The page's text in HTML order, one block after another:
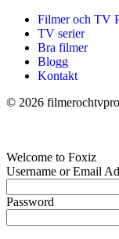
Filmer och TV
TV serier
Bra filmer
Blogg
Kontakt
© 2026
Welcome to Foxiz
Username or Email
Password